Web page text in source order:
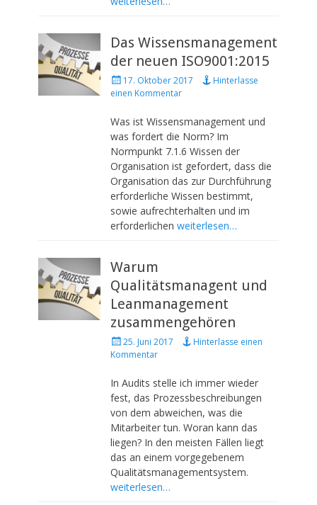
Das Wissensmanagement
der neuen ISO9001:2015
P
o
t
d
o
n
17. Oktober 2017
Hinterlasse
einen Kommentar
Was ist Wissensmanagement und
was fordert die Norm? Im
Normpunkt 7.1.6 Wissen der
Organisation ist gefordert, dass die
Organisation das zur Durchführung
erforderliche Wissen bestimmt,
sowie aufrechterhalten und im
erforderlichen weiterlesen…
Warum
Qualitätsmanagent und
Leanmanagement
zusammengehören
P
o
t
e
d
o
n
25. Juni 2017
Hinterlasse einen
Kommentar
In Audits stelle ich immer wieder
fest, das Prozessbeschreibungen
von dem abweichen, was die
Mitarbeiter tun. Woran kann das
liegen? In den meisten Fällen liegt
das an einem vorgegebenem
Qualitätsmanagementsystem.
weiterlesen…